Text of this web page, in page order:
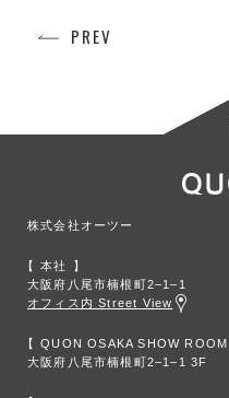
PREV
株式会社オーツー
本社
大阪府八尾市楠根町2‒1‒1
オフィス内 Street View
QUON OSAKA SHOW ROOM
大阪府八尾市楠根町2‒1‒1 3F